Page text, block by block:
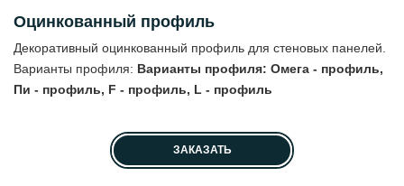
Оцинкованный профиль
Декоративный оцинкованный профиль для стеновых панелей.
Варианты профиля: Варианты профиля: Омега - профиль,
Пи - профиль, F - профиль, L - профиль
ЗАКАЗАТЬ